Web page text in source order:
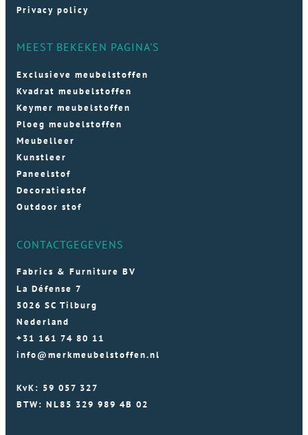
Privacy policy
MEEST BEKEKEN PAGINA'S
Exclusieve meubelstoffen
Kvadrat meubelstoffen
Keymer meubelstoffen
Ploeg meubelstoffen
Meubelleer
Kunstleer
Paneelstof
Decoratiestof
Outdoor stof
CONTACTGEGEVENS
Fabrics & Furniture BV
La Défense 7
5026 SC Tilburg
Nederland
+31 161 74 80 11
info@merkmeubelstoffen.nl
KvK: 59 057 327
BTW: NL85 329 989 4B 02